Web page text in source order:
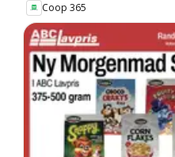
Coop 365